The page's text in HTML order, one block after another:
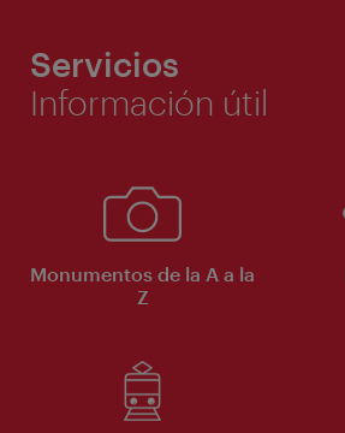
Servicios
Información útil
Monumentos de la A a la
Z